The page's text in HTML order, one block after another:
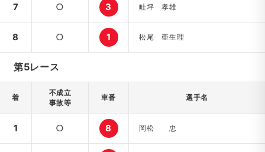
7 ○ 3 畦坪 孝雄
8 ○ 1 松尾 亜生理
第5レース
着
不成立
事故等
車番 選手名
1 ○ 8 岡松 忠